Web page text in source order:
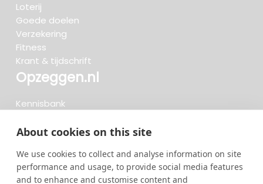
About cookies on this site
We use cookies to collect and analyse information on site
performance and usage, to provide social media features
and to enhance and customise content and
Loterij
Goede doelen
Verzekering
Fitness
Krant & tijdschrift
Opzeggen.nl
Kennisbank
Beoordelingen
Meteen opzeggen